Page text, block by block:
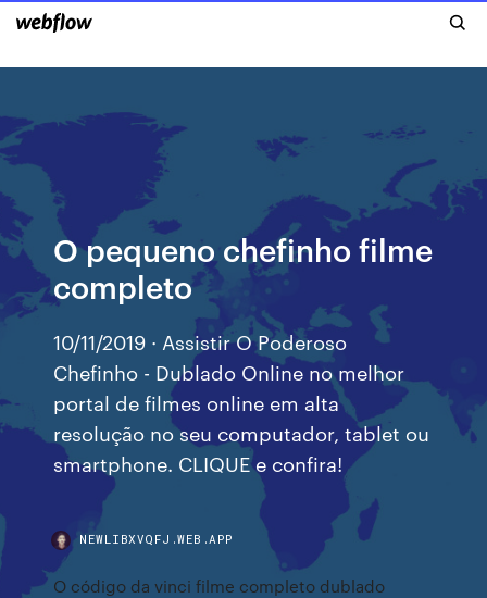
O pequeno chefinho filme
completo
10/11/2019 · Assistir O Poderoso
Chefinho - Dublado Online no melhor
portal de filmes online em alta
resolução no seu computador, tablet ou
smartphone. CLIQUE e confira!
NEWLIBXVQFJ.WEB.APP
O código da vinci filme completo dublado